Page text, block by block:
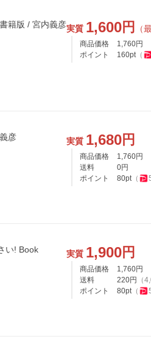
籍版 / 宮内義彦実質 1,600円 （
商品価格 1,760円
ポイント
160pt（
彦 実質 1,680円
商品価格 1,760円
送料
0円
ポイント
80pt（
い! Book 実質 1,900円
商品価格 1,760円
送料
220円 （
ポイント
80pt（